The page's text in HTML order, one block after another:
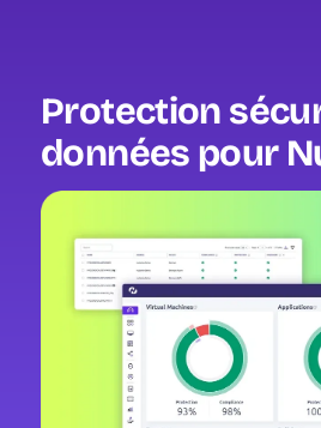
Protection
données pour
Image